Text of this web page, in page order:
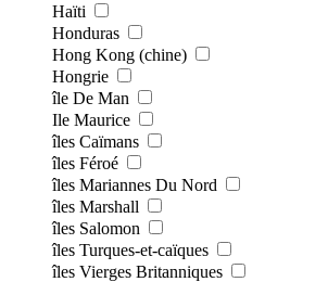
Haïti
Honduras
Hong Kong (chine)
Hongrie
île De Man
Ile Maurice
îles Caïmans
îles Féroé
îles Mariannes Du Nord
îles Marshall
îles Salomon
îles Turques-et-caïques
îles Vierges Britanniques